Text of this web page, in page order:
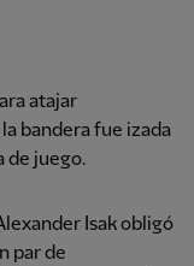
atajar
bandera fue izada
de juego.
Isak obligó
par de